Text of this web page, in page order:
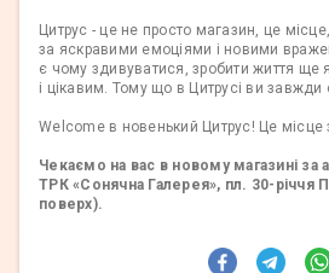
Цитрус - це не просто магазин, це
за яскравими емоціями і новими
є чому здивуватися, зробити життя ще
і цікавим. Тому що в Цитрусі ви завжди
Welcome в новенький Цитрус! Це місце
Чекаємо на вас в новому магазині за
ТРК «Сонячна Галерея», пл. 30-річчя
поверх).